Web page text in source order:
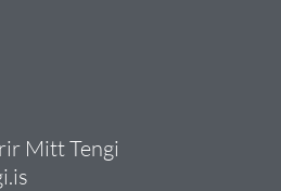
Mitt Tengi